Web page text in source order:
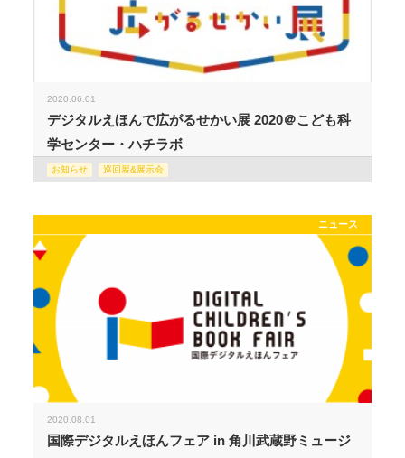
2020.06.01
デジタルえほんで広がるせかい展 2020＠こども科
学センター・ハチラボ
お知らせ 巡回展&展示会
ニュース
2020.08.01
国際デジタルえほんフェア in 角川武蔵野ミュージ